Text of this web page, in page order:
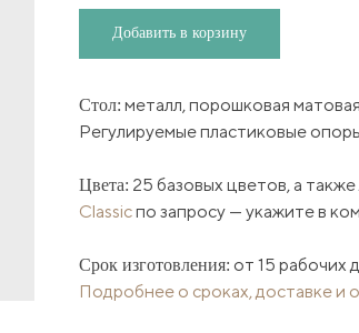
Добавить в корзину
Стол: металл, порошковая
Регулируемые пластиковые
Цвета: 25 базовых цветов, а
Classicпо запросу — укажите в
Срок изготовления: от 15 рабочих
Подробнее о сроках, доставке и